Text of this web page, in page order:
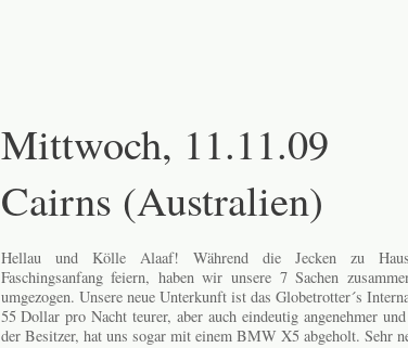
Mittwoch, 11.11.09
Cairns (Australien)
Hellau und Kölle Alaaf! Während die Jecken zu
Faschingsanfang feiern, haben wir unsere 7 Sachen
umgezogen. Unsere neue Unterkunft ist das Globetrotter´s
55 Dollar pro Nacht teurer, aber auch eindeutig angenehmer
der Besitzer, hat uns sogar mit einem BMW X5 abgeholt. Sehr